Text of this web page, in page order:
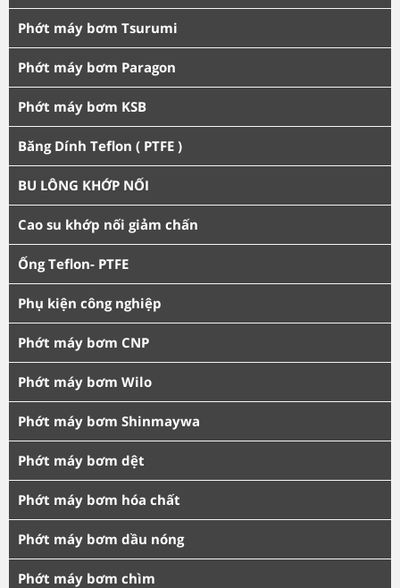
Phớt máy bơm Tsurumi
Phớt máy bơm Paragon
Phớt máy bơm KSB
Băng Dính Teflon ( PTFE )
BU LÔNG KHỚP NỐI
Cao su khớp nối giảm chấn
Ống Teflon- PTFE
Phụ kiện công nghiệp
Phớt máy bơm CNP
Phớt máy bơm Wilo
Phớt máy bơm Shinmaywa
Phớt máy bơm dệt
Phớt máy bơm hóa chất
Phớt máy bơm dầu nóng
Phớt máy bơm chìm